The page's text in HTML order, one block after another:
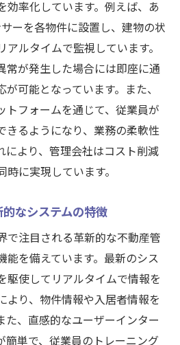
用による課題へのアプロー
くシステムの選び方と秘訣
おける成功事例から学ぶ解決
解決に貢献するシステム機
産管理システムが可能にす
を支えるクラウドシステム
もアクセス可能な業務環境
変える日常業務の革命的変
効率化しています。例えば、あ
ーを各物件に設置し、建物の状
ルタイムで監視しています。
常が発生した場合には即座に通
可能となっています。また、
トフォームを通じて、従業員が
きるようになり、業務の柔軟性
により、管理会社はコスト削減
に実現しています。
なシステムの特徴
で注目される革新的な不動産管
能を備えています。最新のシス
駆使してリアルタイムで情報を
より、物件情報や入居者情報を
た、直感的なユーザーインター
簡単で、従業員のトレーニング